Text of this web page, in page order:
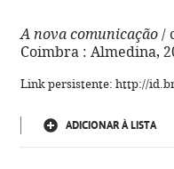
A nova comunicação /
Coimbra : Almedina,
Link persistente: http://
ADICIONAR À LISTA